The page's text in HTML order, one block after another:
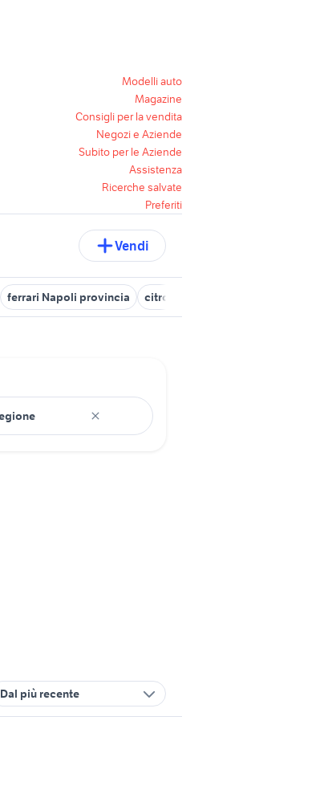
Modelli auto
Magazine
Consigli per la vendita
Negozi e Aziende
Subito per le Aziende
Assistenza
Ricerche salvate
Preferiti
Vendi
ferrari Napoli provincia citroen napoli
Dal più recente